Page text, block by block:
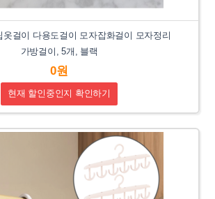
옷걸이 다용도걸이 모자잡화걸이 모자정리
가방걸이, 5개, 블랙
0원
현재 할인중인지 확인하기